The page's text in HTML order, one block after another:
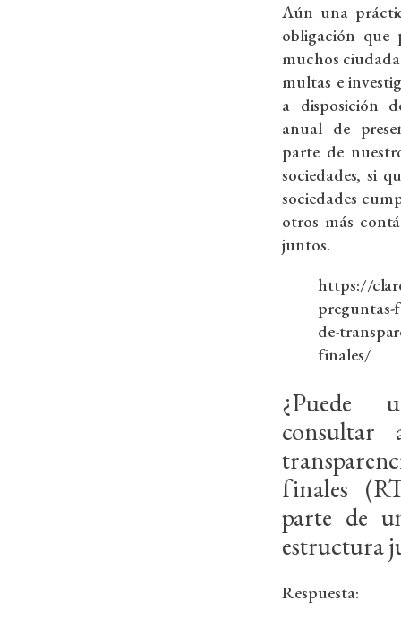
Aún una
obligación que
muchos
multas e
a disposición
anual de
parte de
sociedades, si
sociedades
otros más
juntos.
https://
preguntas-
de-
finales/
¿Puede
consultar
finales
parte de
estructura
Respuesta: